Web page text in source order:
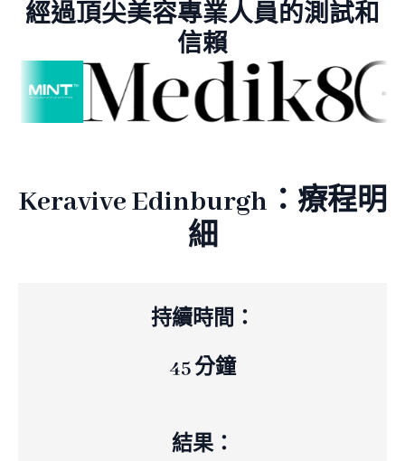
經過頂尖美容專業人員的測試和
信賴
Keravive Edinburgh：療程明
細
持續時間：
45 分鐘
結果：